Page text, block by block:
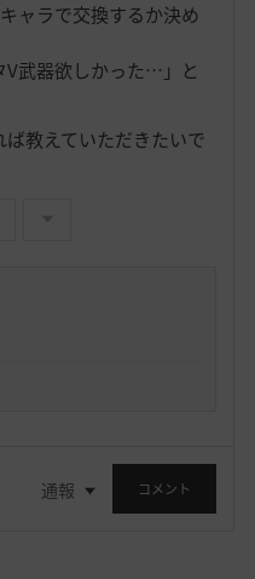
ャラで交換するか決め
V武器欲しかった…」と
教えていただきたいで
通報 コメント